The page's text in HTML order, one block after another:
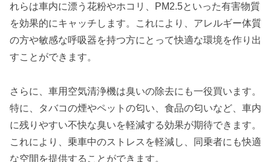
れらは車内に漂う花粉やホコリ、PM2.5といった有害物質
を効果的にキャッチします。これにより、アレルギー体質
の方や敏感な呼吸器を持つ方にとって快適な環境を作り出
すことができます。
さらに、車用空気清浄機は臭いの除去にも一役買います。
特に、タバコの煙やペットの匂い、食品の匂いなど、車内
に残りやすい不快な臭いを軽減する効果が期待できます。
これにより、乗車中のストレスを軽減し、同乗者にも快適
な空間を提供することができます。